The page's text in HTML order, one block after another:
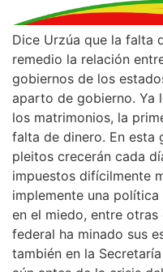
Dice Urzúa que la falta
remedio la relación
gobiernos de los
aparto de gobierno. Ya
los matrimonios, la
falta de dinero. En esta
pleitos crecerán cada
impuestos difícilmente
implemente una
en el miedo, entre
federal ha minado sus
también en la